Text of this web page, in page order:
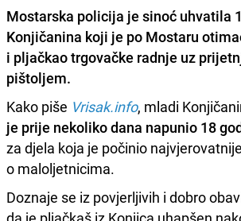
Mostarska policija je sinoć uhvatila
Konjičanina koji je po Mostaru
i pljačkao trgovačke radnje uz
pištoljem.
Kako piše Vrisak.info, mladi
je prije nekoliko dana napunio 18
za djela koja je počinio
o maloljetnicima.
Doznaje se iz povjerljivih i dobro